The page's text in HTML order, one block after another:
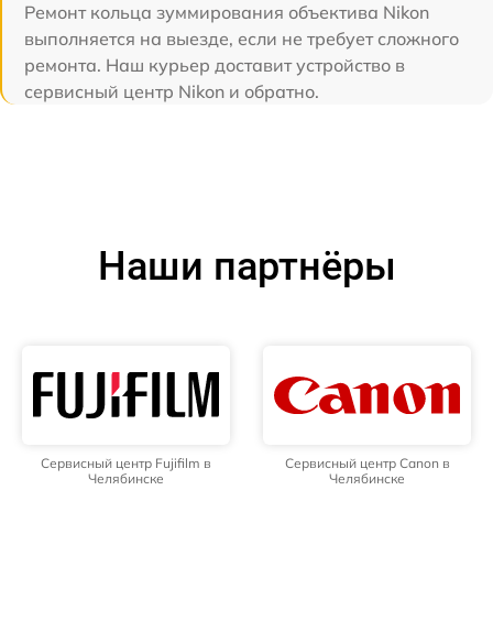
Ремонт кольца зуммирования объектива Nikon
выполняется на выезде, если не требует сложного
ремонта. Наш курьер доставит устройство в
сервисный центр Nikon и обратно.
Наши партнёры
Сервисный центр Fujifilm в
Челябинске
Сервисный центр Canon в
Челябинске